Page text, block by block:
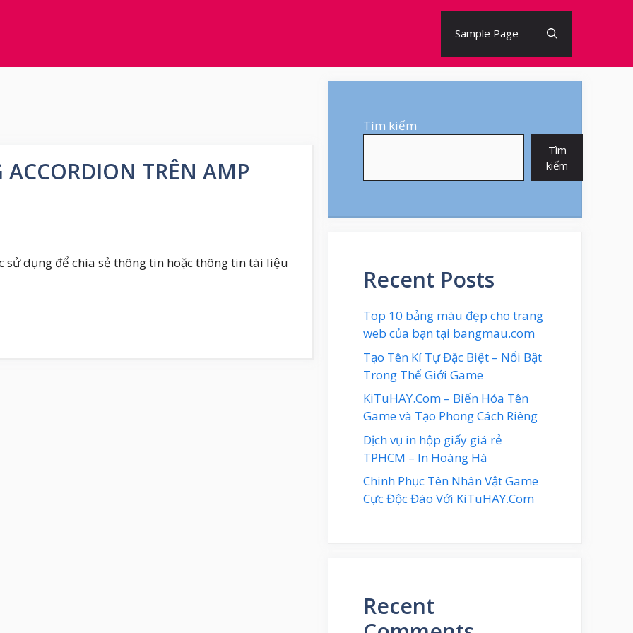
Sample Page
TRÊN AMP
sử dụng để chia sẻ thông tin hoặc thông tin tài liệu
Tìm kiếm
Tìm
kiếm
Recent Posts
Top 10 bảng màu đẹp cho trang
web của bạn tại bangmau.com
Tạo Tên Kí Tự Đặc Biệt – Nổi Bật
Trong Thế Giới Game
KiTuHAY.Com – Biến Hóa Tên
Game và Tạo Phong Cách Riêng
Dịch vụ in hộp giấy giá rẻ
TPHCM – In Hoàng Hà
Chinh Phục Tên Nhân Vật Game
Cực Độc Đáo Với KiTuHAY.Com
Recent